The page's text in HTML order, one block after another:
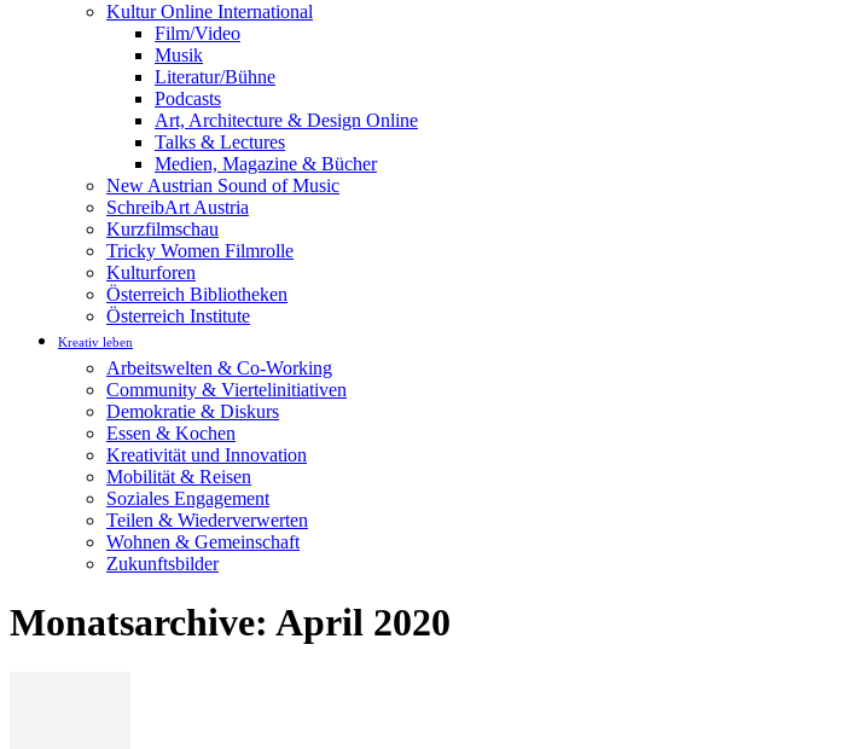
Kultur Online International
Film/Video
Musik
Literatur/Bühne
Podcasts
Art, Architecture & Design Online
Talks & Lectures
Medien, Magazine & Bücher
New Austrian Sound of Music
SchreibArt Austria
Kurzfilmschau
Tricky Women Filmrolle
Kulturforen
Österreich Bibliotheken
Österreich Institute
Kreativ leben
Arbeitswelten & Co-Working
Community & Viertelinitiativen
Demokratie & Diskurs
Essen & Kochen
Kreativität und Innovation
Mobilität & Reisen
Soziales Engagement
Teilen & Wiederverwerten
Wohnen & Gemeinschaft
Zukunftsbilder
Monatsarchive: April 2020